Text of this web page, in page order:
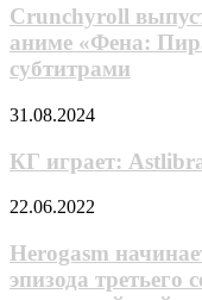
сэндбокса
от
авторов
Nioh
трейлер
оригинального
аниме
«Фена:
принцесса»
русскими
Crunchyroll
аниме «Фена:
субтитрами
КГ
Astlibra
Revision,
часть
31.08.2024
КГ играет:
Herogasm
Вышел
тизер
шестого
22.06.2022
Herogasm
эпизода третьего